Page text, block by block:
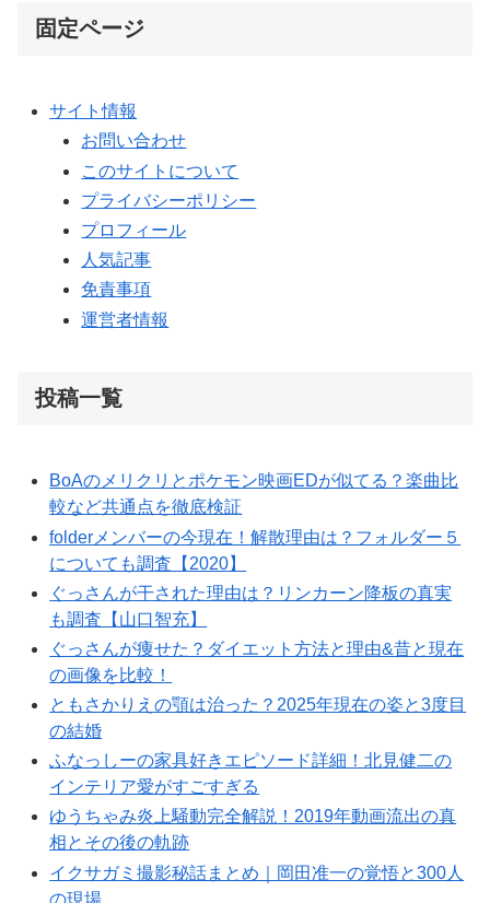
固定ページ
サイト情報
お問い合わせ
このサイトについて
プライバシーポリシー
プロフィール
人気記事
免責事項
運営者情報
投稿一覧
BoAのメリクリとポケモン映画EDが似てる？楽曲比
較など共通点を徹底検証
folderメンバーの今現在！解散理由は？フォルダー５
についても調査【2020】
ぐっさんが干された理由は？リンカーン降板の真実
も調査【山口智充】
ぐっさんが痩せた？ダイエット方法と理由&昔と現在
の画像を比較！
ともさかりえの顎は治った？2025年現在の姿と3度目
の結婚
ふなっしーの家具好きエピソード詳細！北見健二の
インテリア愛がすごすぎる
ゆうちゃみ炎上騒動完全解説！2019年動画流出の真
相とその後の軌跡
イクサガミ撮影秘話まとめ｜岡田准一の覚悟と300人
の現場